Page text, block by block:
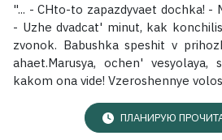
Коллекции
"... - CHto-to zapazdyvaet dochka! -
- Uzhe dvadcat' minut, kak
zvonok. Babushka speshit v
ahaet.Marusya, ochen'
kakom ona vide! Vzeroshennye
ПЛАНИРУЮ